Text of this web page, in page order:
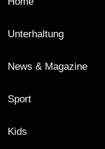
Unterhaltung
News & Magazine
Sport
Kids